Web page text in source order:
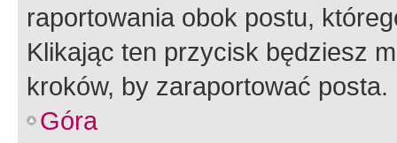
raportowania obok postu,
Klikając ten przycisk będziesz
kroków, by zaraportować posta.
Góra